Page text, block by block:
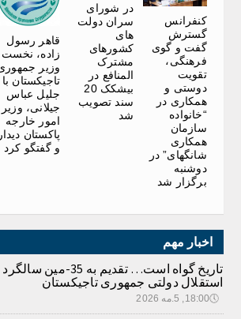
کنفرانس
گسترش
گفت و گوی
فرهنگی،
تقویت
دوستی و
همکاری در
“خانواده
سازمان
همکاری
شانگهای” در
دوشنبه
برگزار شد
در شورای
سران دولت
های
کشورهای
مشترک
المنافع در
بیشکک 20
سند تصویب
شد
قاهر رسول
زاده، نخست
وزیر
تاجیکستان با
جلیل عباس
جیلانی، وزیر
امور خارجه
پاکستان دیدار
و گفتگو کرد
اخبار مهم
تاریخ گواه است… تقدیم به 35-مین سالگرد
استقلال دولتی جمهوری تاجیکستان
🕔18:00, 5.مه 2026